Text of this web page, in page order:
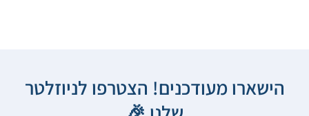
הישארו מעודכנים! הצטרפו לניוזלטר